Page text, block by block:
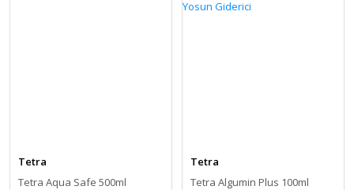
Tetra
Tetra Aqua Safe 500ml
Tetra
Tetra Algumin Plus 100ml